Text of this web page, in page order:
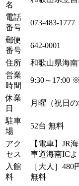
名
電話
番号
073-483-1777
郵便
番号
642-0001
住所
和歌山県海南
営業
時間
9:30～17:00
休業
日
月曜（祝日
駐車
場
52台 無料
アク
セス
【電車】JR
車道海南ICよ
入館
料
［大人］
無料